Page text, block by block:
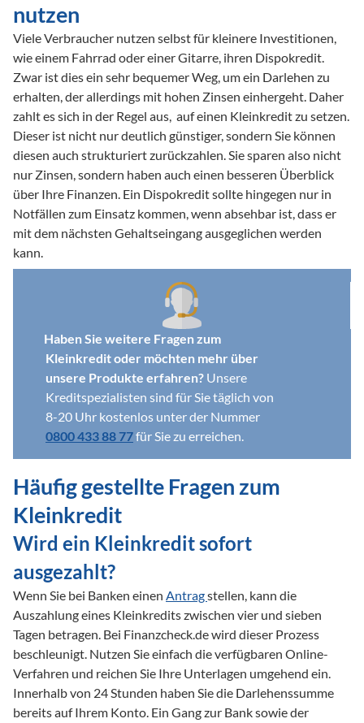
nutzen
Viele Verbraucher nutzen selbst für kleinere Investitionen,
wie einem Fahrrad oder einer Gitarre, ihren Dispokredit.
Zwar ist dies ein sehr bequemer Weg, um ein Darlehen zu
erhalten, der allerdings mit hohen Zinsen einhergeht. Daher
zahlt es sich in der Regel aus,  auf einen Kleinkredit zu setzen.
Dieser ist nicht nur deutlich günstiger, sondern Sie können
diesen auch strukturiert zurückzahlen. Sie sparen also nicht
nur Zinsen, sondern haben auch einen besseren Überblick
über Ihre Finanzen. Ein Dispokredit sollte hingegen nur in
Notfällen zum Einsatz kommen, wenn absehbar ist, dass er
mit dem nächsten Gehaltseingang ausgeglichen werden
kann.
Haben Sie weitere Fragen zum
Kleinkredit oder möchten mehr über
unsere Produkte erfahren? Unsere
Kreditspezialisten sind für Sie täglich von
0800 433 88 77
Häufig gestellte Fragen zum
Kleinkredit
Wird ein Kleinkredit sofort
ausgezahlt?
Wenn Sie bei Banken einen Antrag stellen, kann die
Auszahlung eines Kleinkredits zwischen vier und sieben
Tagen betragen. Bei Finanzcheck.de wird dieser Prozess
beschleunigt. Nutzen Sie einfach die verfügbaren Online-
Verfahren und reichen Sie Ihre Unterlagen umgehend ein.
Innerhalb von 24 Stunden haben Sie die Darlehenssumme
bereits auf Ihrem Konto. Ein Gang zur Bank sowie der